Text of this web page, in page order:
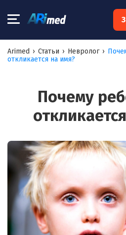
Arimed › Статьи › Невролог ›
откликается на имя?
Почему
Запишитесь на
Ваш телефон:*
Ваш e-mail:*
Я согласен наобработку